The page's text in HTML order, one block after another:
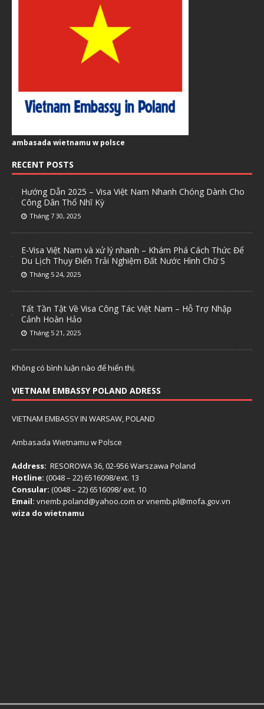
ambasada wietnamu w polsce
RECENT POSTS
Hướng Dẫn 2025 – Visa Việt Nam Nhanh Chóng Dành Cho
Công Dân Thổ Nhĩ Kỳ
Tháng 7 30, 2025
E-Visa Việt Nam và xử lý nhanh – Khám Phá Cách Thức Để
Du Lịch Thụy Điển Trải Nghiệm Đất Nước Hình Chữ S
Tháng 5 24, 2025
Tất Tần Tật Về Visa Công Tác Việt Nam – Hỗ Trợ Nhập
Cảnh Hoàn Hảo
Tháng 5 21, 2025
Không có bình luận nào để hiển thị.
VIETNAM EMBASSY POLAND ADRESS
VIETNAM EMBASSY IN WARSAW, POLAND
Ambasada Wietnamu w Polsce
Address: RESOROWA 36, 02-956 Warszawa Poland
Hotline: (0048 – 22) ​6516098/ext. 13
Consular: (0048 – 22) 6516098/ ext. 10
Email: vnemb.poland@yahoo.com or vnemb.pl@mofa.gov.vn
wiza do wietnamu